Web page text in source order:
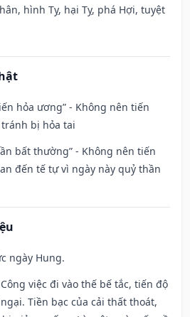
hình Tỵ, hại Tỵ, phá Hợi, tuyệt
hỏa ương” - Không nên tiến
bị hỏa tai
bất thường” - Không nên tiến
đến tế tự vì ngày này quỷ thần
ngày Hung.
việc đi vào thế bế tắc, tiến độ
Tiền bạc của cải thất thoát,